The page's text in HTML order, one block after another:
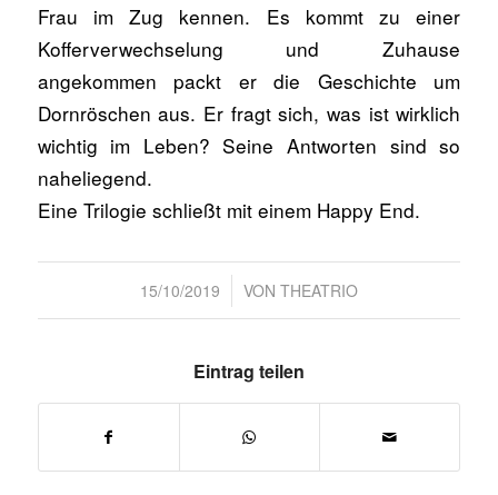
Frau im Zug kennen. Es kommt zu einer
Kofferverwechselung und Zuhause
angekommen packt er die Geschichte um
Dornröschen aus. Er fragt sich, was ist wirklich
wichtig im Leben? Seine Antworten sind so
naheliegend.
Eine Trilogie schließt mit einem Happy End.
15/10/2019
/ VON THEATRIO
Eintrag teilen